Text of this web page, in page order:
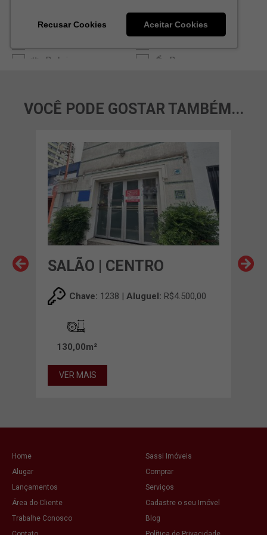
VOCÊ PODE GOSTAR TAMBÉM...
SALÃO | CENTRO
Chave: 1238 | Aluguel: R$4.500,00
130,00m²
VER MAIS
Home
Sassi Imóveis
Alugar
Comprar
Lançamentos
Serviços
Área do Cliente
Cadastre o seu Imóvel
Trabalhe Conosco
Blog